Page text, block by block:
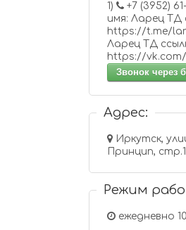
1)
+7 (3952) 61-03-61 Telegram
имя: Ларец ТД
https://t.me/
Ларец ТД
https://
Звонок через
Адрес:
Иркутск,
Принцип, стр.1
Режим
ежедневно